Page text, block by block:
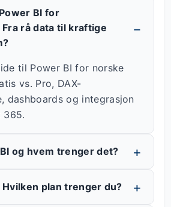
BI for
rå data til kraftige
til Power BI for norske
vs. Pro, DAX-
dashboards og integrasjon
365.
og hvem trenger det?
Hvilken plan trenger du?